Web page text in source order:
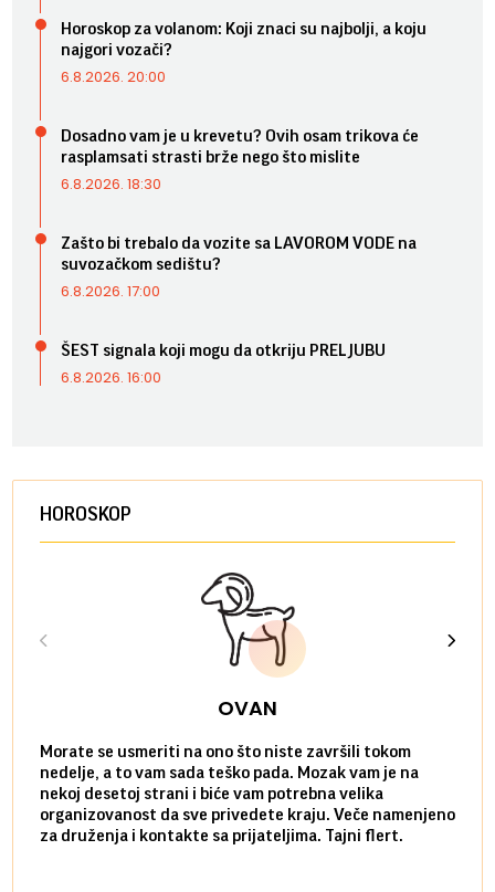
Horoskop za volanom: Koji znaci su najbolji, a koju
najgori vozači?
6.8.2026. 20:00
Dosadno vam je u krevetu? Ovih osam trikova će
rasplamsati strasti brže nego što mislite
6.8.2026. 18:30
Zašto bi trebalo da vozite sa LAVOROM VODE na
suvozačkom sedištu?
6.8.2026. 17:00
ŠEST signala koji mogu da otkriju PRELJUBU
6.8.2026. 16:00
HOROSKOP
OVAN
Morate se usmeriti na ono što niste završili tokom
nedelje, a to vam sada teško pada. Mozak vam je na
nekoj desetoj strani i biće vam potrebna velika
organizovanost da sve privedete kraju. Veče namenjeno
za druženja i kontakte sa prijateljima. Tajni flert.